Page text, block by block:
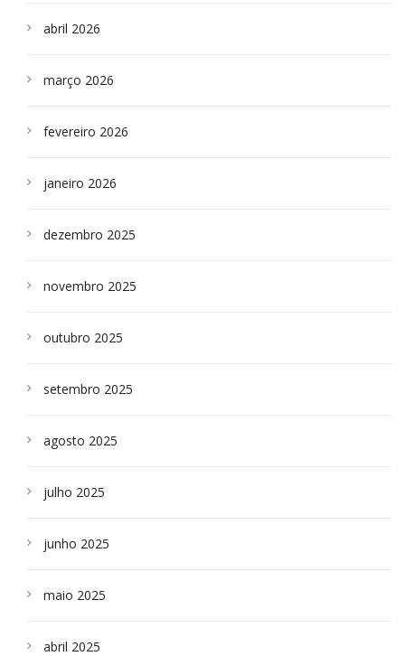
abril 2026
março 2026
fevereiro 2026
janeiro 2026
dezembro 2025
novembro 2025
outubro 2025
setembro 2025
agosto 2025
julho 2025
junho 2025
maio 2025
abril 2025